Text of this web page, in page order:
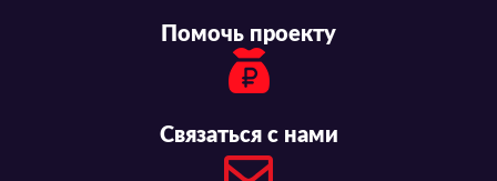
Помочь проекту
Связаться с нами